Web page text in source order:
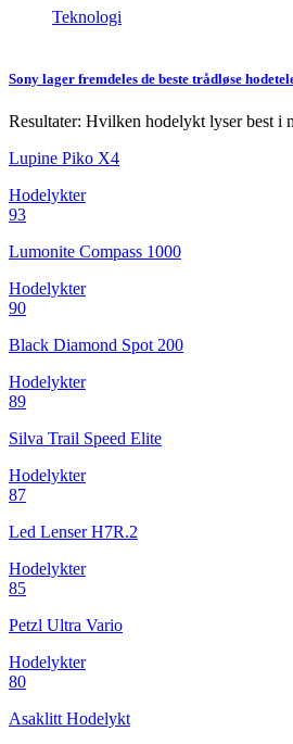
Teknologi
Sony lager fremdeles de beste trådløse
Resultater: Hvilken hodelykt lyser best i
Lupine Piko X4
Hodelykter
93
Lumonite Compass 1000
Hodelykter
90
Black Diamond Spot 200
Hodelykter
89
Silva Trail Speed Elite
Hodelykter
87
Led Lenser H7R.2
Hodelykter
85
Petzl Ultra Vario
Hodelykter
80
Asaklitt Hodelykt